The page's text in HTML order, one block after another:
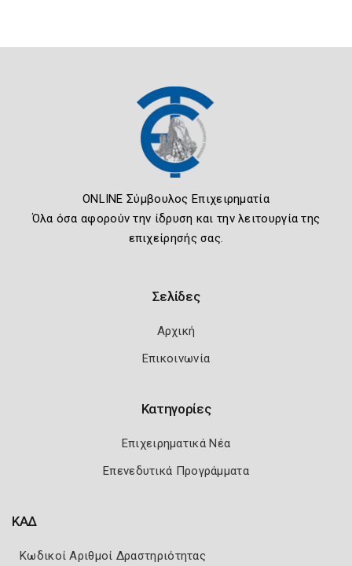
ONLINE Σύμβουλος Επιχειρηματία
Όλα όσα αφορούν την ίδρυση και την λειτουργία της
επιχείρησής σας.
Σελίδες
Αρχική
Επικοινωνία
Κατηγορίες
Επιχειρηματικά Νέα
Επενεδυτικά Προγράμματα
ΚΑΔ
Κωδικοί Αριθμοί Δραστηριότητας